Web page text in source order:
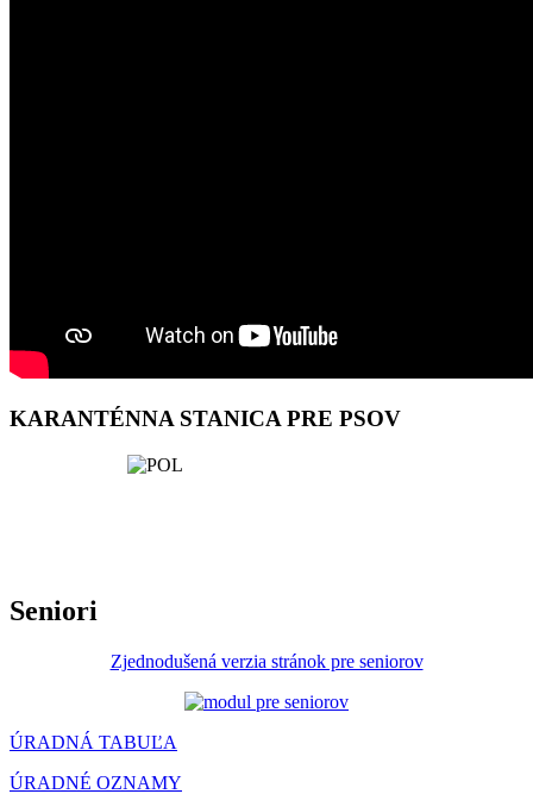
KARANTÉNNA STANICA PRE PSOV
Seniori
Zjednodušená verzia stránok pre seniorov
ÚRADNÁ TABUĽA
ÚRADNÉ OZNAMY